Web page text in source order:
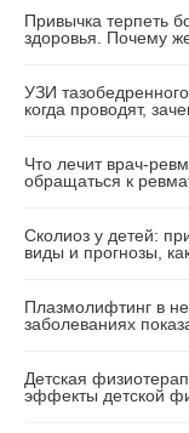
Привычка терпеть
здоровья. Почему
УЗИ
когда проводят,
Что лечит врач-
обращаться к
Сколиоз у детей:
виды и прогнозы,
Плазмолифтинг в
заболеваниях
Детская
эффекты детской